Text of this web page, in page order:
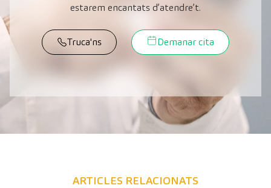
estarem encantats d’atendre’t.
Truca'ns Demanar cita
ARTICLES RELACIONATS